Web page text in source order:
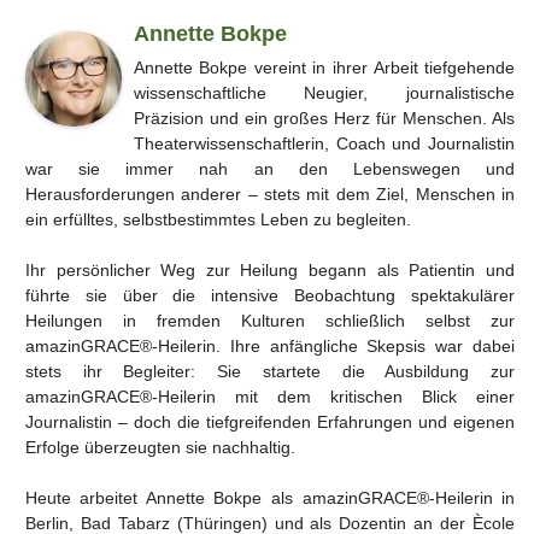
Annette Bokpe
Annette Bokpe vereint in ihrer Arbeit tiefgehende
wissenschaftliche Neugier, journalistische
Präzision und ein großes Herz für Menschen. Als
Theaterwissenschaftlerin, Coach und Journalistin
war sie immer nah an den Lebenswegen und
Herausforderungen anderer – stets mit dem Ziel, Menschen in
ein erfülltes, selbstbestimmtes Leben zu begleiten.
Ihr persönlicher Weg zur Heilung begann als Patientin und
führte sie über die intensive Beobachtung spektakulärer
Heilungen in fremden Kulturen schließlich selbst zur
amazinGRACE®-Heilerin. Ihre anfängliche Skepsis war dabei
stets ihr Begleiter: Sie startete die Ausbildung zur
amazinGRACE®-Heilerin mit dem kritischen Blick einer
Journalistin – doch die tiefgreifenden Erfahrungen und eigenen
Erfolge überzeugten sie nachhaltig.
Heute arbeitet Annette Bokpe als amazinGRACE®-Heilerin in
Berlin, Bad Tabarz (Thüringen) und als Dozentin an der Ècole